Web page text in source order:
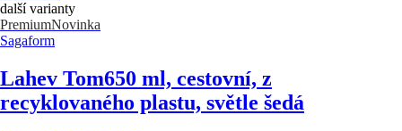
další varianty
PremiumNovinka
Sagaform
Lahev Tom650 ml, cestovní, z
recyklovaného plastu, světle šedá